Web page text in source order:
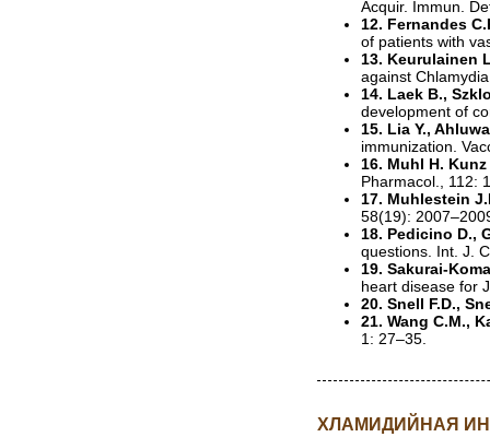
Acquir. Immun.
12. Fernandes
of patients with
13. Keurulainen
against
14. Laek B.,
development of
15. Lia Y.,
immunization.
16. Muhl H.
Pharmacol., 112:
17. Muhlestein
58(19):
18. Pedicino D.,
questions. Int. J.
19. Sakurai-
heart disease for
20. Snell F.D.,
21. Wang C.M.,
1: 27–35.
ХЛАМИДИЙНАЯ